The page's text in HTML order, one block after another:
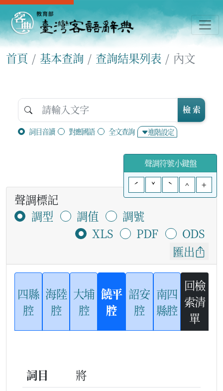
首頁 基本查詢 查詢結果列表 內文
詞目音讀 對應國語 全文查詢 進階設定
檢 索
聲調符號小鍵盤
ˊ
ˇ ˋ ^ +
聲調標記
調型
調值
調號
XLS
PDF
ODS
匯出
四縣
腔
海陸
腔
大埔
腔
饒平
腔
詔安
腔
南四
縣腔
回檢
索清
單
詞目
將